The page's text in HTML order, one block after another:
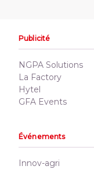
Publicité
NGPA Solutions
La Factory
Hytel
GFA Events
Événements
Innov-agri